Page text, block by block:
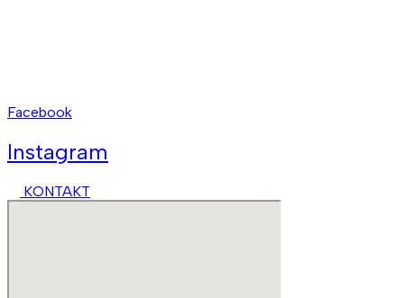
Facebook
Instagram
KONTAKT